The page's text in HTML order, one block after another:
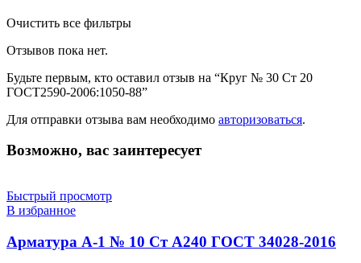
Очистить все фильтры
Отзывов пока нет.
Будьте первым, кто оставил отзыв на “Круг № 30 Ст 20
ГОСТ2590-2006:1050-88”
Для отправки отзыва вам необходимо авторизоваться.
Возможно, вас заинтересует
Быстрый просмотр
В избранное
Арматура А-1 № 10 Ст А240 ГОСТ 34028-2016